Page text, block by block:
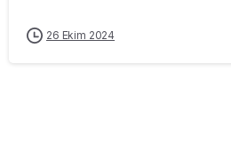
26 Ekim 2024